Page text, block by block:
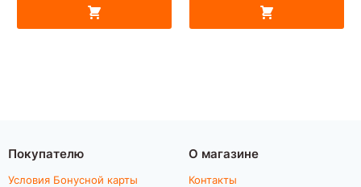
Покупателю
Условия Бонусной карты
О магазине
Контакты